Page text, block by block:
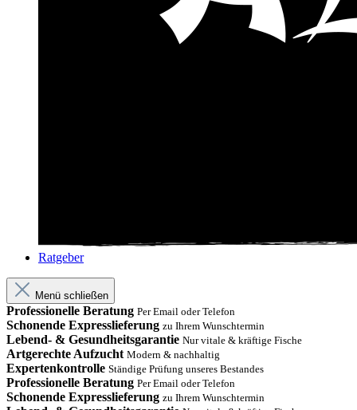
Ratgeber
Menü schließen
Professionelle Beratung Per Email oder Telefon
Schonende Expresslieferung zu Ihrem Wunschtermin
Lebend- & Gesundheitsgarantie Nur vitale & kräftige Fische
Artgerechte Aufzucht Modern & nachhaltig
Expertenkontrolle Ständige Prüfung unseres Bestandes
Professionelle Beratung Per Email oder Telefon
Schonende Expresslieferung zu Ihrem Wunschtermin